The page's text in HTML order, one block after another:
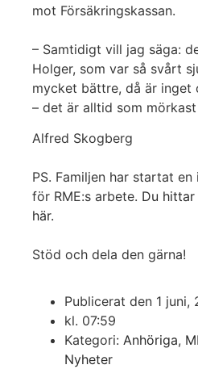
mot Försäkringskassan.
– Samtidigt vill jag säga:
Holger, som var så svårt
mycket bättre, då är inget
– det är alltid som
Alfred Skogberg
PS. Familjen har startat
för RME:s arbete. Du
här.
Stöd och dela den gärna!
Publicerat den 1 juni,
kl. 07:59
Kategori: Anhöriga,
Nyheter